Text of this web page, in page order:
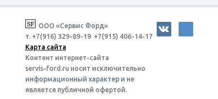
ООО «Сервис Форд»
т. +7(916) 329-89-19 +7(915) 406-14-17
Карта сайта
Контент интернет-сайта
servis-ford.ru носит исключительно
информационный характер и не
является публичной офертой.